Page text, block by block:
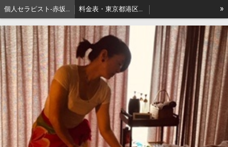
個人セラピスト-赤坂､出張リンパマッサージはアロマセジュール東京 料金表・東京都港区－本格派出張アロマオイルマッサージはセジュールへ
セジュールオーナーセラピスト健康ブログ
»